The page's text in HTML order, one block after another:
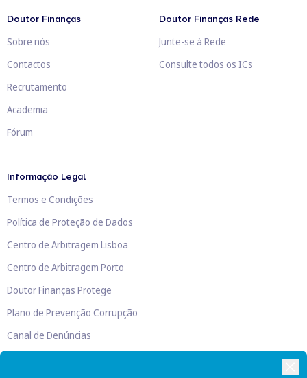
Doutor Finanças
Sobre nós
Contactos
Recrutamento
Academia
Fórum
Doutor Finanças Rede
Junte-se à Rede
Consulte todos os ICs
Informação Legal
Termos e Condições
Política de Proteção de Dados
Centro de Arbitragem Lisboa
Centro de Arbitragem Porto
Doutor Finanças Protege
Plano de Prevenção Corrupção
Canal de Denúncias